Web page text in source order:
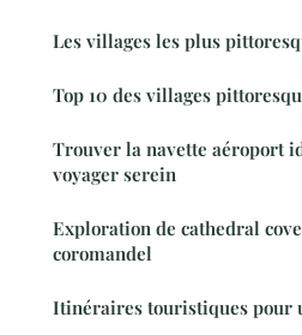
Les villages les plus
Top 10 des villages
Trouver la navette aéroport
voyager serein
Exploration de cathedral
coromandel
Itinéraires touristiques pour